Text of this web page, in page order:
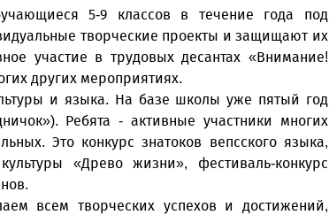
5-9 классов в течение года под
творческие проекты и защищают их
участие в трудовых десантах «Внимание!
других мероприятиях.
и языка. На базе школы уже пятый год
Ребята - активные участники многих
Это конкурс знатоков вепсского языка,
«Древо жизни», фестиваль-конкурс
всем творческих успехов и достижений,